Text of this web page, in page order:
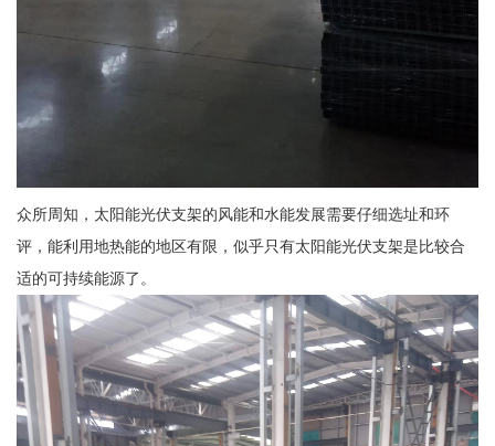
众所周知，太阳能光伏支架的风能和水能发展需要仔细选址和环
评，能利用地热能的地区有限，似乎只有太阳能光伏支架是比较合
适的可持续能源了。